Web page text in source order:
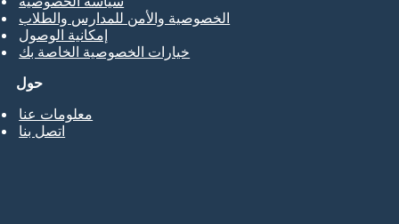
حول
معلومات عنا
اتصل بنا
الخصوصية والأمن للمدارس والطلاب
إمكانية الوصول
خيارات الخصوصية الخاصة بك